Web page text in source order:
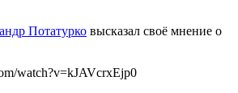
Потатурко высказал своё мнение о
watch?v=kJAVcrxEjp0